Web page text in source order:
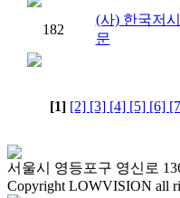
182
(사) 한국저
문
[1] [2] [3] [4] [5] [6]
서울시 영등포구 영신로
Copyright LOWVISION all